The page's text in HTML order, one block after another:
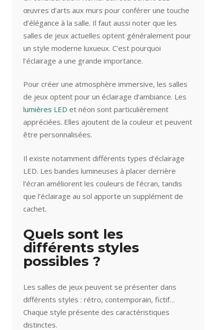
œuvres d’arts aux murs pour conférer une touche
d’élégance à la salle. Il faut aussi noter que les
salles de jeux actuelles optent généralement pour
un style moderne luxueux. C’est pourquoi
l’éclairage a une grande importance.
Pour créer une atmosphère immersive, les salles
de jeux optent pour un éclairage d’ambiance. Les
lumières LED et néon sont particulièrement
appréciées. Elles ajoutent de la couleur et peuvent
être personnalisées.
Il existe notamment différents types d’éclairage
LED. Les bandes lumineuses à placer derrière
l’écran améliorent les couleurs de l’écran, tandis
que l’éclairage au sol apporte un supplément de
cachet.
Quels sont les
différents styles
possibles ?
Les salles de jeux peuvent se présenter dans
différents styles : rétro, contemporain, fictif…
Chaque style présente des caractéristiques
distinctes.